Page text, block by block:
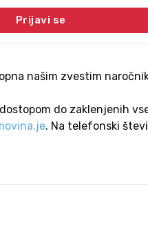
Prijavi se
našim zvestim
do zaklenjenih
. Na telefonski